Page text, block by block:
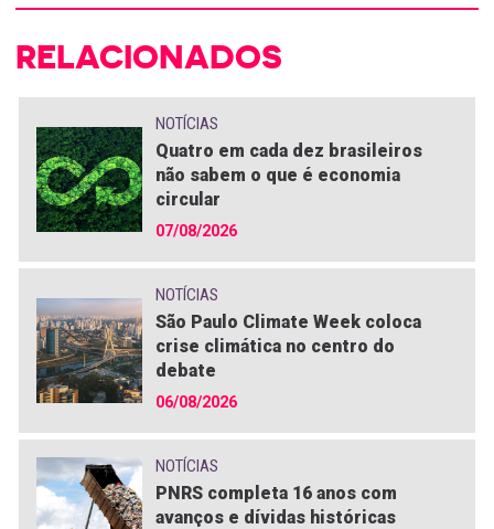
RELACIONADOS
NOTÍCIAS
Quatro em cada dez brasileiros
não sabem o que é economia
circular
07/08/2026
NOTÍCIAS
São Paulo Climate Week coloca
crise climática no centro do
debate
06/08/2026
NOTÍCIAS
PNRS completa 16 anos com
avanços e dívidas históricas